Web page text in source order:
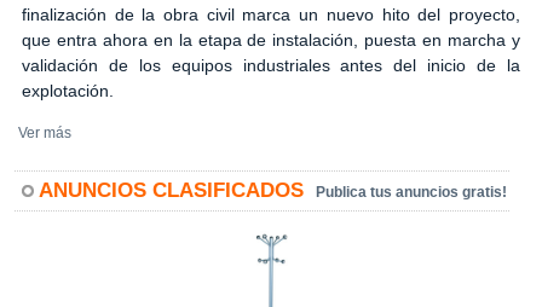
finalización de la obra civil marca un nuevo hito del proyecto,
que entra ahora en la etapa de instalación, puesta en marcha y
validación de los equipos industriales antes del inicio de la
explotación.
Ver más
ANUNCIOS CLASIFICADOS Publica tus anuncios gratis!